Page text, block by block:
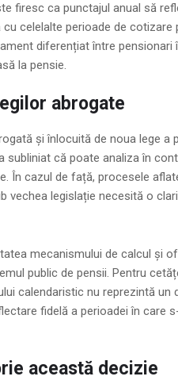
firesc ca punctajul anual să
celelalte perioade de cotizare
diferențiat între pensionari
la pensie.
abrogate
și înlocuită de noua lege a
subliniat că poate analiza în
În cazul de față, procesele
vechea legislație necesită o
mecanismului de calcul și
public de pensii. Pentru
calendaristic nu reprezintă un
fidelă a perioadei în care
această decizie